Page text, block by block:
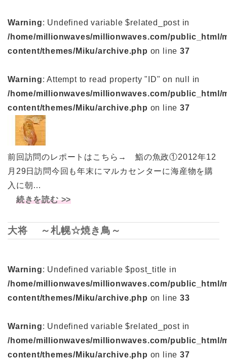
Warning: Undefined variable $related_post in
/home/millionwaves/millionwaves.com/public_html/
content/themes/Miku/archive.php on line37
Warning: Attempt to read property "ID" on null in
/home/millionwaves/millionwaves.com/public_html/
content/themes/Miku/archive.php on line37
前回訪問のレポートはこちら→ 鮨の魚政①2012年12
月29日訪問今回も年末にマルカセンターに海産物を購
入に朝…
続きを読む >>
大将 ～札幌☆焼き鳥～
Warning: Undefined variable $post_title in
/home/millionwaves/millionwaves.com/public_html/
content/themes/Miku/archive.php on line33
Warning: Undefined variable $related_post in
/home/millionwaves/millionwaves.com/public_html/
content/themes/Miku/archive.php on line37